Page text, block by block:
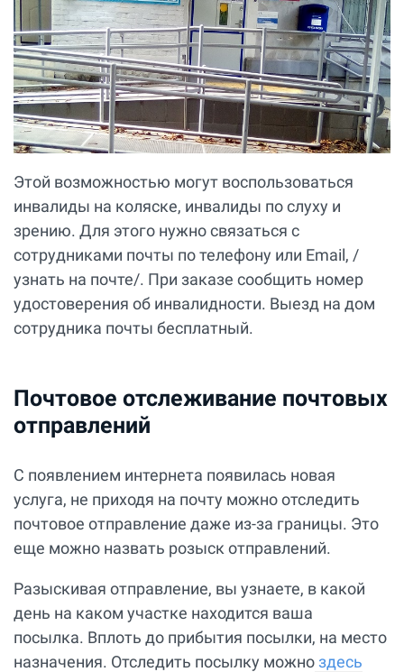
Этой возможностью могут воспользоваться
инвалиды на коляске, инвалиды по слуху и
зрению. Для этого нужно связаться с
сотрудниками почты по телефону или Email, /
узнать на почте/. При заказе сообщить номер
удостоверения об инвалидности. Выезд на дом
сотрудника почты бесплатный.
Почтовое отслеживание почтовых
отправлений
С появлением интернета появилась новая
услуга, не приходя на почту можно отследить
почтовое отправление даже из-за границы. Это
еще можно назвать розыск отправлений.
Разыскивая отправление, вы узнаете, в какой
день на каком участке находится ваша
посылка. Вплоть до прибытия посылки, на место
назначения. Отследить посылку можноздесь